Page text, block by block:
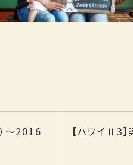
～2016
【ハワイⅡ3